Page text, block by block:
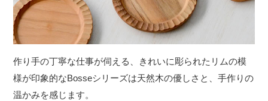
作り手の丁寧な仕事が伺える、きれいに彫られたリムの模
様が印象的なBosseシリーズは天然木の優しさと、手作りの
温かみを感じます。